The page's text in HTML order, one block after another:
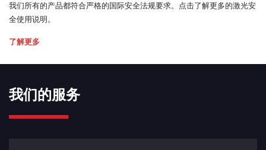
带宽（模拟输入，3 dB 截止频率）：
240 kHz
700 - 900 ns（取决于信号）
我们所有的产品都符合严格的国际安全法规要求。点击了解更多的激光安
全使用说明。
了解更多
我们的服务